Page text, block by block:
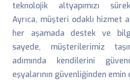
teknolojik altyapımızı
Ayrıca, müşteri odaklı hizmet
her aşamada destek ve
sayede, müşterilerimiz
adımında kendilerini
eşyalarının güvenliğinden emin